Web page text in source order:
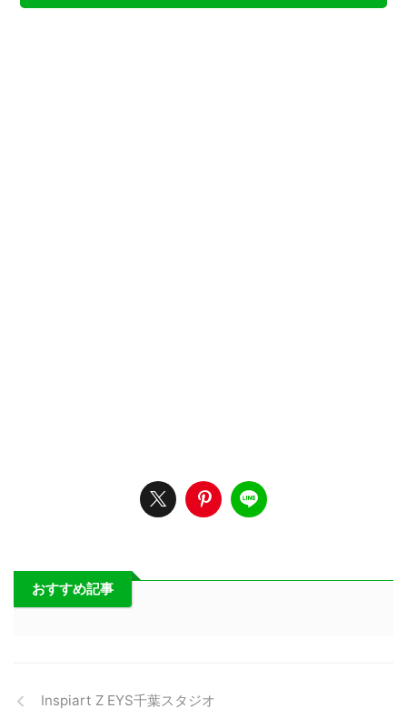
おすすめ記事
Inspiart Z EYS千葉スタジオ